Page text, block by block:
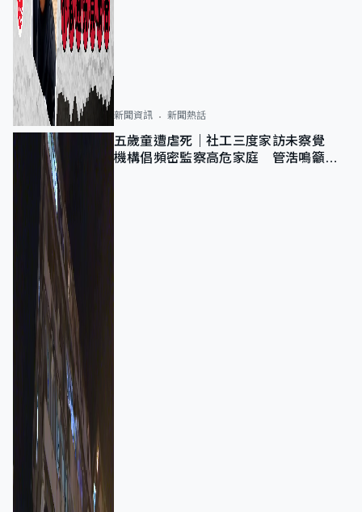
新聞資訊 新聞熱話
五歲童遭虐死｜社工三度家訪未察覺
機構倡頻密監察高危家庭 管浩鳴籲加